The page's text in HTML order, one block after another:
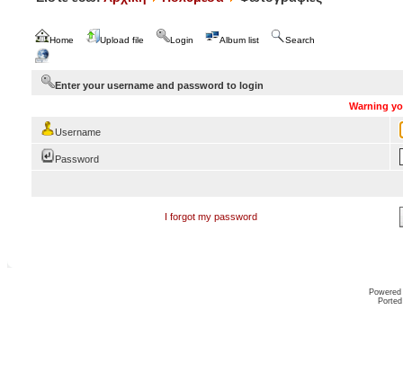
Home Upload file Login Album list Search
Enter your username and password to login
Warning
Username
Password
I forgot my password